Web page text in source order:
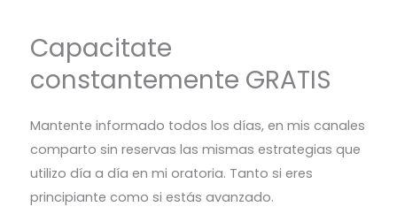
Capacitate
constantemente GRATIS
Mantente informado todos los días, en mis canales
comparto sin reservas las mismas estrategias que
utilizo día a día en mi oratoria. Tanto si eres
principiante como si estás avanzado.